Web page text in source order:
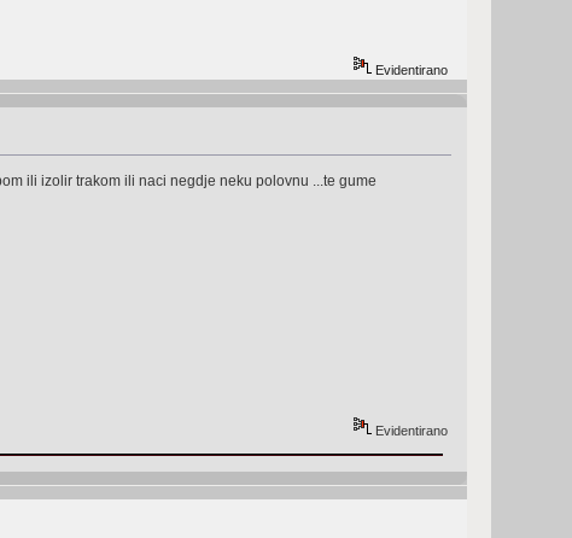
Evidentirano
ili izolir trakom ili naci negdje neku polovnu ...te gume
Evidentirano